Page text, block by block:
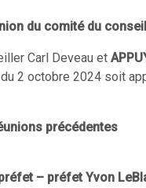
du comité du conseil
Carl Deveau et
2 octobre 2024 soit
précédentes
– préfet Yvon